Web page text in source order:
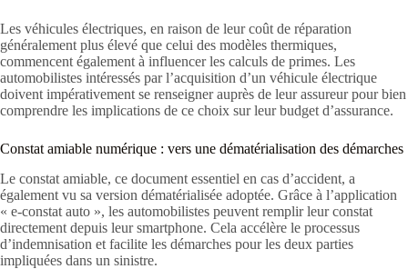
Les véhicules électriques, en raison de leur coût de réparation
généralement plus élevé que celui des modèles thermiques,
commencent également à influencer les calculs de primes. Les
automobilistes intéressés par l’acquisition d’un véhicule électrique
doivent impérativement se renseigner auprès de leur assureur pour bien
comprendre les implications de ce choix sur leur budget d’assurance.
Constat amiable numérique : vers une dématérialisation des démarches
Le constat amiable, ce document essentiel en cas d’accident, a
également vu sa version dématérialisée adoptée. Grâce à l’application
« e-constat auto », les automobilistes peuvent remplir leur constat
directement depuis leur smartphone. Cela accélère le processus
d’indemnisation et facilite les démarches pour les deux parties
impliquées dans un sinistre.